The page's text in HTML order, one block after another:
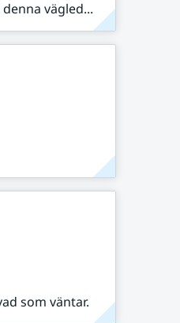
vägled...
som väntar.